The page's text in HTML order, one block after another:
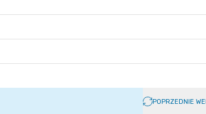
POPRZEDNIE